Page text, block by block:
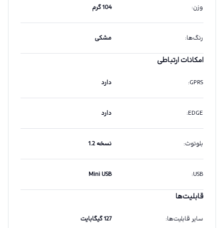
وزن: 104 گرم
رنگ‌ها: مشکی
امکانات ارتباطی
GPRS
: دارد
EDGE
: دارد
بلوتوث: نسخه 1.2
USB
:
Mini USB
قابلیت‌ها
سایر قابلیت‌ها: 127 گیگابایت